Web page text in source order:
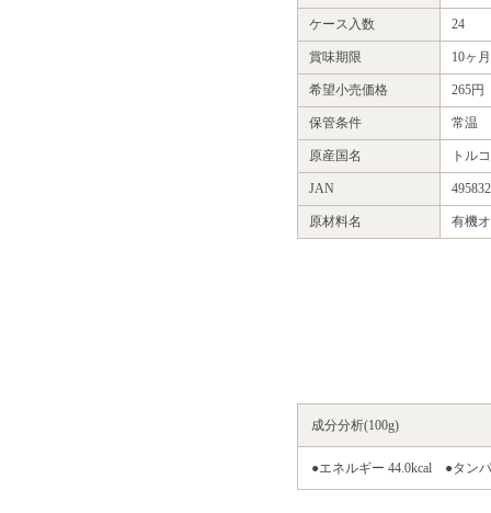
ケース入数 24
賞味期限 10ヶ月
希望小売価格 265円
保管条件 常温
原産国名 トルコ
JAN
原材料名 有機
成分分析(100g)
●エネルギー 44.0kcal ●タン